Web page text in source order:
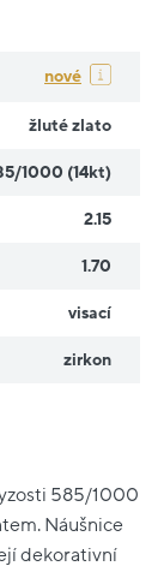
585/1000
Náušnice
dekorativní
nové
žluté zlato
1000 (14kt)
2.15
1.70
visací
zirkon